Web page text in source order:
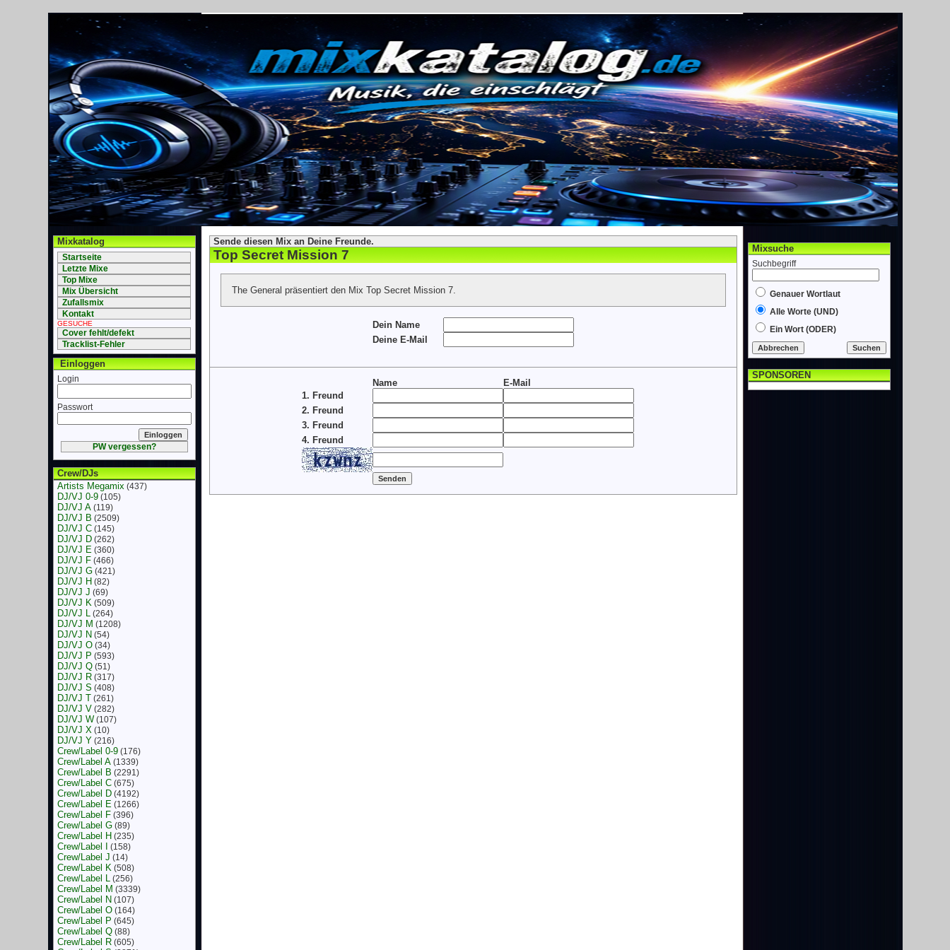
Mixkatalog
Startseite
Letzte Mixe
Top Mixe
Mix Übersicht
Zufallsmix
Kontakt
GESUCHE
Cover fehlt/defekt
Tracklist-Fehler
Einloggen
Login
Passwort
PW vergessen?
Crew/DJs
Artists Megamix(437)
DJ/VJ 0-9(105)
DJ/VJ A(119)
DJ/VJ B (2509)
DJ/VJ C(145)
DJ/VJ D(262)
DJ/VJ E(360)
DJ/VJ F(466)
DJ/VJ G(421)
DJ/VJ H (82)
DJ/VJ J (69)
DJ/VJ K(509)
DJ/VJ L(264)
DJ/VJ M (1208)
DJ/VJ N (54)
DJ/VJ O(34)
DJ/VJ P (593)
DJ/VJ Q(51)
DJ/VJ R(317)
DJ/VJ S (408)
DJ/VJ T (261)
DJ/VJ V (282)
DJ/VJ W(107)
DJ/VJ X(10)
DJ/VJ Y (216)
Crew/Label 0-9(176)
Crew/Label A(1339)
Crew/Label B (2291)
Crew/Label C(675)
Crew/Label D(4192)
Crew/Label E(1266)
Crew/Label F(396)
Crew/Label G(89)
Crew/Label H (235)
Crew/Label I (158)
Crew/Label J (14)
Crew/Label K(508)
Crew/Label L(256)
Crew/Label M (3339)
Crew/Label N (107)
Crew/Label O(164)
Crew/Label P (645)
Crew/Label Q(88)
Crew/Label R(605)
Sende diesen Mix an Deine Freunde.
Top Secret Mission 7
The General präsentiert den Mix Top Secret Mission 7.
Dein Name
Deine E-Mail
Name
E-Mail
1. Freund
2. Freund
3. Freund
4. Freund
Mixsuche
Suchbegriff
Genauer Wortlaut
Alle Worte (UND)
Ein Wort (ODER)
SPONSOREN